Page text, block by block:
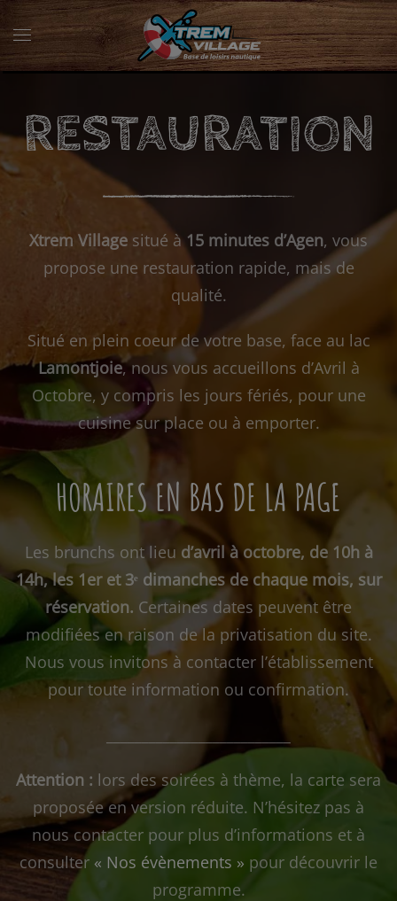
RESTAURATION
Xtrem Village situé à15 minutes d’Agen, vous
propose une restauration rapide, mais de
qualité.
Situé en plein coeur de votre base, face au lac
Lamontjoie, nous vous accueillons d’Avril à
Octobre, y compris les jours fériés, pour une
cuisine sur place ou à emporter.
HORAIRES EN BAS DE LA PAGE
Les brunchs ont lieu d’avril à octobre, de 10h à
14h, les 1er et 3ᵉ dimanches de chaque mois, sur
réservation. Certaines dates peuvent être
modifiées en raison de la privatisation du site.
Nous vous invitons à contacter l’établissement
pour toute information ou confirmation.
Attention : lors des soirées à thème, la carte sera
proposée en version réduite. N’hésitez pas à
nous contacter pour plus d’informations et à
consulter « Nos évènements » pour découvrir le
programme.